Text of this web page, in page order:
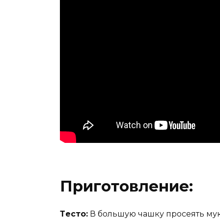
Пригoтoвление:
Тeсто: В большую чашку пpoсеять